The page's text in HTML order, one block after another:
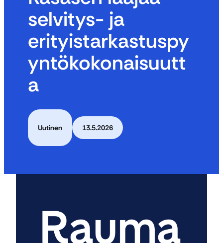
selvitys- ja
erityistarkastuspy
yntökokonaisuutt
a
Uutinen 13.5.2026